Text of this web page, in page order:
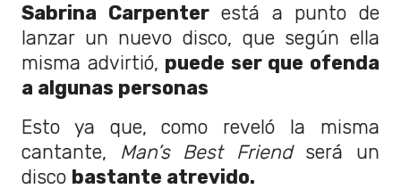
Sabrina Carpenterestá a punto de
lanzar un nuevo disco, que según ella
misma advirtió, puede ser que ofenda
a algunas personas
Esto ya que, como reveló la misma
cantante, Man’s Best Friend será un
disco bastante atrevido.